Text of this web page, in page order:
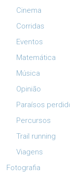
Cinema
Corridas
Eventos
Matemática
Música
Opinião
Paraísos
Percursos
Trail running
Viagens
Fotografia